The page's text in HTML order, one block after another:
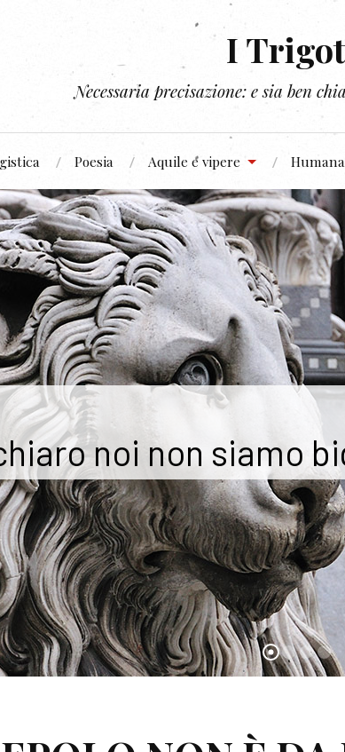
I
Necessaria precisazione: e sia ben
Poesia Aquile e vipere
noi non siamo
TAG:PERSECUZIONI